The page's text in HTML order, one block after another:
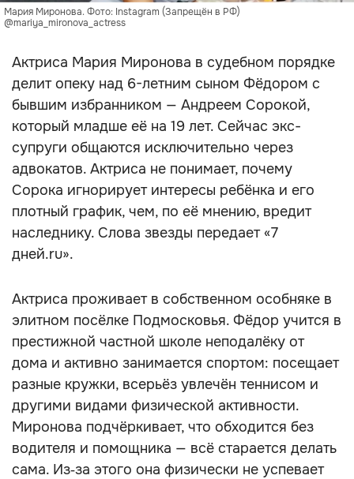
Мария Миронова. Фото: Instagram (Запрещён в РФ)
@mariya_mironova_actress
Актриса Мария Миронова в судебном порядке
делит опеку над 6-летним сыном Фёдором с
бывшим избранником — Андреем Сорокой,
который младше её на 19 лет. Сейчас экс-
супруги общаются исключительно через
адвокатов. Актриса не понимает, почему
Сорока игнорирует интересы ребёнка и его
плотный график, чем, по её мнению, вредит
наследнику. Слова звезды передает «7
дней.ru».
Актриса проживает в собственном особняке в
элитном посёлке Подмосковья. Фёдор учится в
престижной частной школе неподалёку от
дома и активно занимается спортом: посещает
разные кружки, всерьёз увлечён теннисом и
другими видами физической активности.
Миронова подчёркивает, что обходится без
водителя и помощника — всё старается делать
сама. Из‑за этого она физически не успевает